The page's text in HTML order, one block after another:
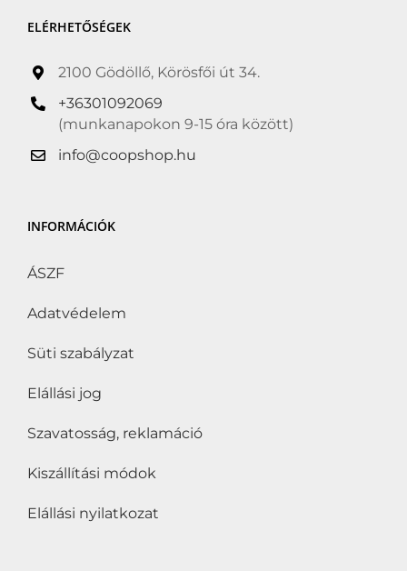
ELÉRHETŐSÉGEK
2100 Gödöllő, Körösfői út 34.
+36301092069
(munkanapokon 9-15 óra között)
info@coopshop.hu
INFORMÁCIÓK
ÁSZF
Adatvédelem
Süti szabályzat
Elállási jog
Szavatosság, reklamáció
Kiszállítási módok
Elállási nyilatkozat